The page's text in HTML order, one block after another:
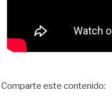
Comparte este contenido: